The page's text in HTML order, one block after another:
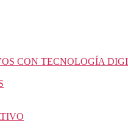
CON TECNOLOGÍA